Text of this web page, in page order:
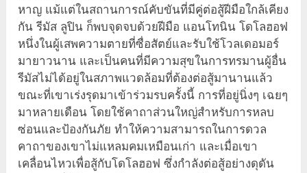
หาญ แม้แต่ในสถานการณ์คับขันที่มีคู่ต่อสู้ฝีมือใกล้เคียง
กัน รีมัส ลูปิน ก็พบจุดจบด้วยฝีมือ แอนโทนิน โดโลฮอฟ
หนึ่งในผู้เสพความตายที่ซื่อสัตย์และรับใช้โวลเดอมอร์
มายาวนาน และเป็นคนที่มีความสุขในการทรมานผู้อื่น
รีมัสไม่ได้อยู่ในสภาพแวดล้อมที่ต้องต่อสู้มานานแล้ว
ขณะที่เขาเร่งรุดมาเข้าร่วมรบครั้งนี้ การที่อยู่นิ่งๆ เฉยๆ
มาหลายเดือน โดยใช้คาถาส่วนใหญ่สำหรับการหลบ
ซ่อนและป้องกันภัย ทำให้ความสามารถในการดวล
คาถาของเขาไม่แหลมคมเหมือนเก่า และเมื่อเขา
เคลื่อนไหวเพื่อสู้กับโดโลฮอฟ ซึ่งกำลังต่อสู้อย่างดุดัน